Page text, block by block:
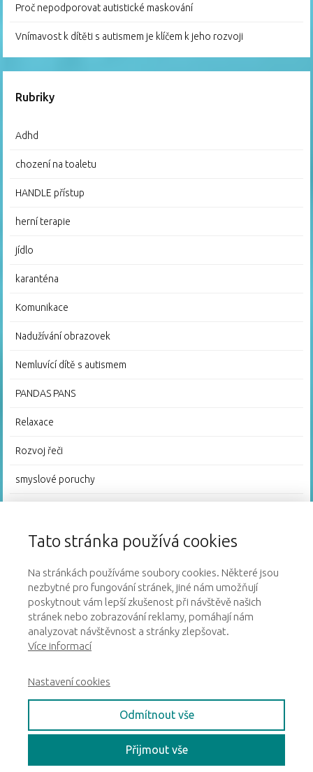
Proč nepodporovat autistické maskování
Vnímavost k dítěti s autismem je klíčem k jeho rozvoji
Rubriky
Adhd
chození na toaletu
HANDLE přístup
herní terapie
jídlo
karanténa
Komunikace
Nadužívání obrazovek
Nemluvící dítě s autismem
PANDAS PANS
Relaxace
Rozvoj řeči
smyslové poruchy
Video poradna
Zásady zpracování a ochrany osobních údajů
Cookies
Rozvoj hrou - všechna práva vyhrazena 2018 - 2026 |
Tato stránka používá cookies
Na stránkách používáme soubory cookies. Některé jsou
nezbytné pro fungování stránek, jiné nám umožňují
poskytnout vám lepší zkušenost při návštěvě našich
stránek nebo zobrazování reklamy, pomáhají nám
analyzovat návštěvnost a stránky zlepšovat.
Více informací
Nastavení cookies
Odmítnout vše
Přijmout vše